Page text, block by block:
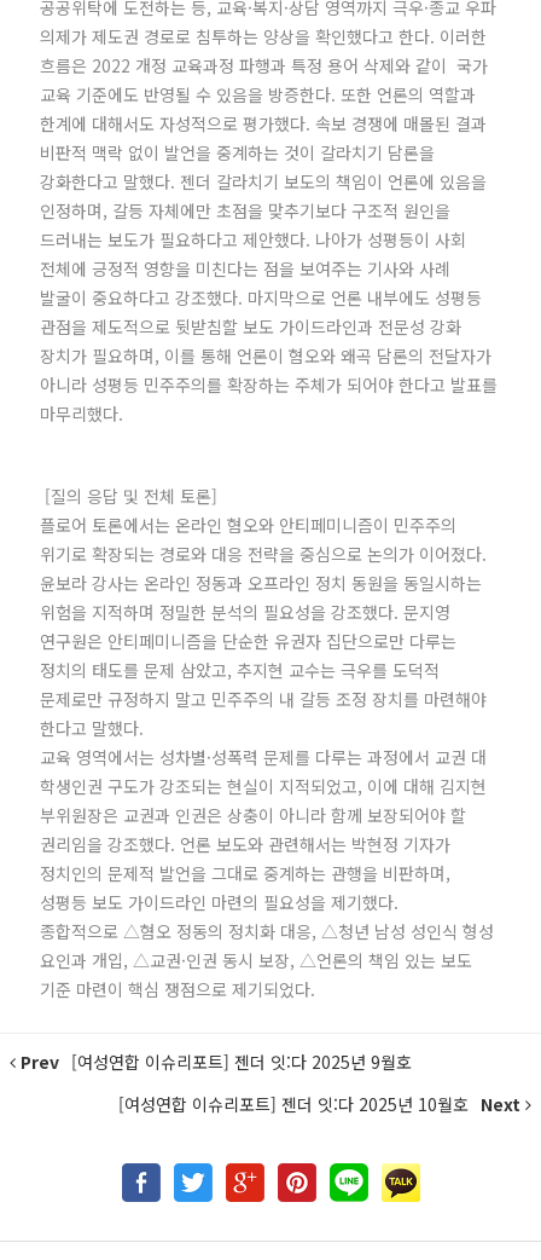
공공위탁에 도전하는 등, 교육·복지·상담 영역까지 극우·종교 우파
의제가 제도권 경로로 침투하는 양상을 확인했다고 한다. 이러한
흐름은 2022 개정 교육과정 파행과 특정 용어 삭제와 같이 국가
교육 기준에도 반영될 수 있음을 방증한다. 또한 언론의 역할과
한계에 대해서도 자성적으로 평가했다. 속보 경쟁에 매몰된 결과
비판적 맥락 없이 발언을 중계하는 것이 갈라치기 담론을
강화한다고 말했다. 젠더 갈라치기 보도의 책임이 언론에 있음을
인정하며, 갈등 자체에만 초점을 맞추기보다 구조적 원인을
드러내는 보도가 필요하다고 제안했다. 나아가 성평등이 사회
전체에 긍정적 영향을 미친다는 점을 보여주는 기사와 사례
발굴이 중요하다고 강조했다. 마지막으로 언론 내부에도 성평등
관점을 제도적으로 뒷받침할 보도 가이드라인과 전문성 강화
장치가 필요하며, 이를 통해 언론이 혐오와 왜곡 담론의 전달자가
아니라 성평등 민주주의를 확장하는 주체가 되어야 한다고 발표를
마무리했다.
[질의 응답 및 전체 토론]
플로어 토론에서는 온라인 혐오와 안티페미니즘이 민주주의
위기로 확장되는 경로와 대응 전략을 중심으로 논의가 이어졌다.
윤보라 강사는 온라인 정동과 오프라인 정치 동원을 동일시하는
위험을 지적하며 정밀한 분석의 필요성을 강조했다. 문지영
연구원은 안티페미니즘을 단순한 유권자 집단으로만 다루는
정치의 태도를 문제 삼았고, 추지현 교수는 극우를 도덕적
문제로만 규정하지 말고 민주주의 내 갈등 조정 장치를 마련해야
한다고 말했다.
교육 영역에서는 성차별·성폭력 문제를 다루는 과정에서 교권 대
학생인권 구도가 강조되는 현실이 지적되었고, 이에 대해 김지현
부위원장은 교권과 인권은 상충이 아니라 함께 보장되어야 할
권리임을 강조했다. 언론 보도와 관련해서는 박현정 기자가
정치인의 문제적 발언을 그대로 중계하는 관행을 비판하며,
성평등 보도 가이드라인 마련의 필요성을 제기했다.
종합적으로 △혐오 정동의 정치화 대응, △청년 남성 성인식 형성
요인과 개입, △교권·인권 동시 보장, △언론의 책임 있는 보도
기준 마련이 핵심 쟁점으로 제기되었다.
Prev [여성연합 이슈리포트] 젠더 잇:다 2025년 9월호
[여성연합 이슈리포트] 젠더 잇:다 2025년 10월호 Next